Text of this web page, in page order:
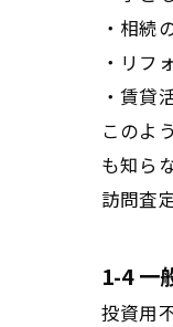
・相続
・リフ
・賃貸
このよ
も知ら
訪問査
1-4 一
投資用